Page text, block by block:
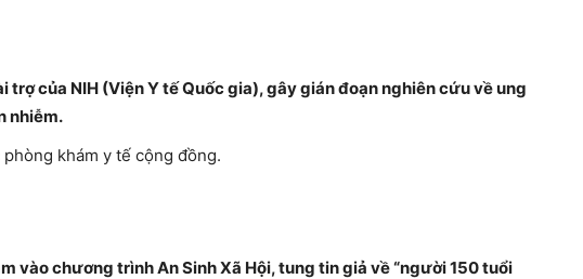
trợ của NIH (Viện Y tế Quốc gia), gây gián đoạn nghiên cứu về ung
nhiễm.
khám y tế cộng đồng.
vào chương trình An Sinh Xã Hội, tung tin giả về “người 150 tuổi